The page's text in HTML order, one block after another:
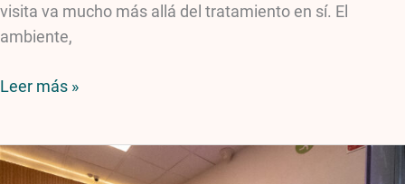
visita va mucho más allá del tratamiento en sí. El
ambiente,
Leer más »
HAPPYláser: